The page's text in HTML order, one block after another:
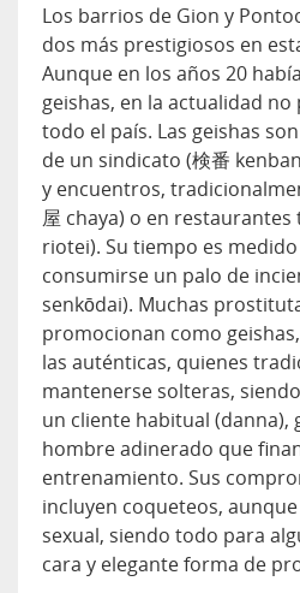
Los barrios de Gion y
dos más prestigiosos en
Aunque en los años 20
geishas, en la actualidad no
todo el país. Las geishas
de un sindicato (検番
y encuentros,
屋 chaya) o en restaurantes
riotei). Su tiempo es
consumirse un palo de
senkōdai). Muchas
promocionan como
las auténticas, quienes
mantenerse solteras,
un cliente habitual (danna),
hombre adinerado que
entrenamiento. Sus
incluyen coqueteos,
sexual, siendo todo para
cara y elegante forma de